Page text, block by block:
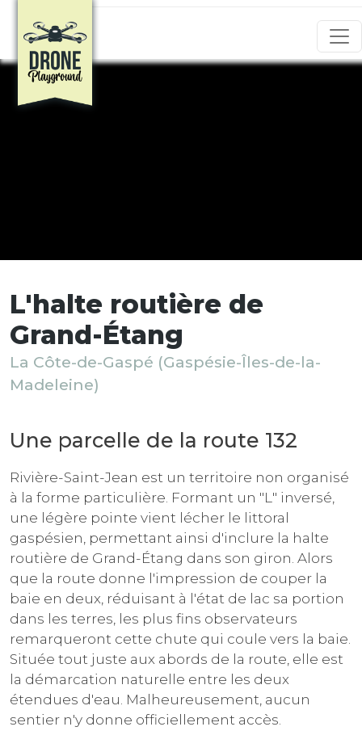
Aller au contenu principal
L'halte routière de
Grand-Étang
La Côte-de-Gaspé (Gaspésie-Îles-de-la-
Madeleine)
Une parcelle de la route 132
Rivière-Saint-Jean est un territoire non organisé
à la forme particulière. Formant un "L" inversé,
une légère pointe vient lécher le littoral
gaspésien, permettant ainsi d'inclure la halte
routière de Grand-Étang dans son giron. Alors
que la route donne l'impression de couper la
baie en deux, réduisant à l'état de lac sa portion
dans les terres, les plus fins observateurs
remarqueront cette chute qui coule vers la baie.
Située tout juste aux abords de la route, elle est
la démarcation naturelle entre les deux
étendues d'eau. Malheureusement, aucun
sentier n'y donne officiellement accès.